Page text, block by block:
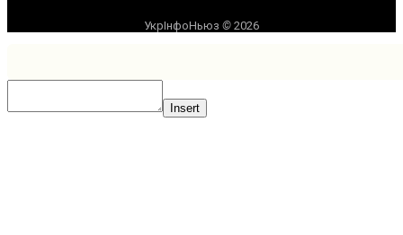
УкрІнфоНьюз © 2026
Insert